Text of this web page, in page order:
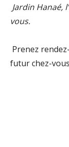
Jardin Hanaé,
vous.
Prenez
futur chez-